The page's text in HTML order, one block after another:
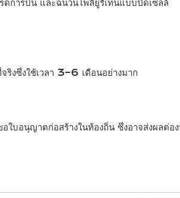
การบิน และฉนวนโพลียูรีเทนแบบปิดเซลล์
ริงซึ่งใช้เวลา 3–6 เดือนอย่างมาก
บอนุญาตก่อสร้างในท้องถิ่น ซึ่งอาจส่งผลต่อ